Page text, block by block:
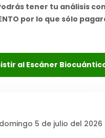
tener tu análisis
por lo que sólo
al Escáner
5 de julio del 2026